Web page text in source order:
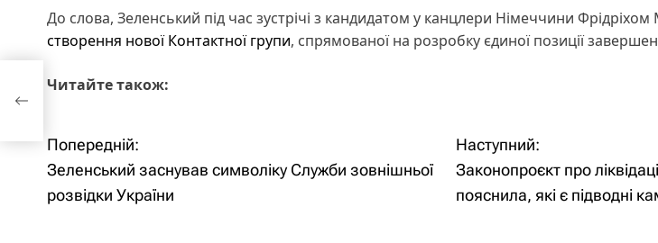
До слова, Зеленський під час зустрічі з кандидатом у канцлери Німеччини
створення нової Контактної групи, спрямованої на розробку єдиної позиції
Читайте також:
Н
а
Попередній:
Зеленський заснував символіку Служби зовнішньої
розвідки України
Наступний:
Законопроєкт про
пояснила, які є підводні